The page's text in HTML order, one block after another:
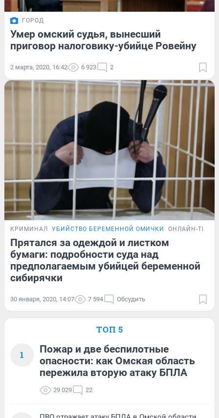
ГОРОД
Умер омский судья, вынесший
приговор налоговику-убийце Ровейну
2 марта, 2020, 16:42 6 923 2
КРИМИНАЛ УБИЙСТВО БЕРЕМЕННОЙ ОМИЧКИ ОНЛАЙН-
Прятался за одеждой и листком
бумаги: подробности суда над
предполагаемым убийцей беременной
сибирячки
30 января, 2020, 14:07 7 594 Обсудить
ТОП 5
1
Пожар и две беспилотные
опасности: как Омская область
пережила вторую атаку БПЛА
29 029 22